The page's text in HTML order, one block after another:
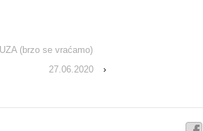
(brzo se vraćamo)
27.06.2020
›